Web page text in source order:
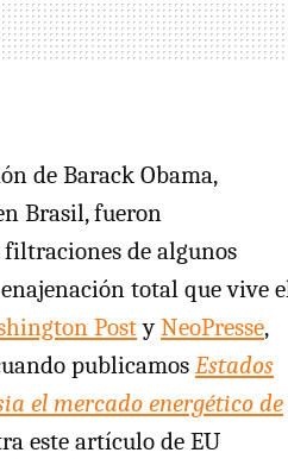
de Barack Obama,
Brasil, fueron
de algunos
total que vive
PostyNeoPresse,
publicamos Estados
el mercado energético de
este artículo de EU